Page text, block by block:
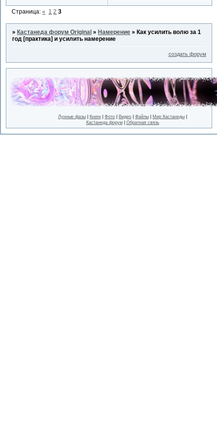
Страница:« 1 2 3
»Кастанеда форум Original »Намерение »Как усилить волю за 1
год [практика] и усилить намерение
создать форум
Лунные фазы Книги Фото Видео Файлы Мир Кастанеды
Кастанеда форум| Обратная связь